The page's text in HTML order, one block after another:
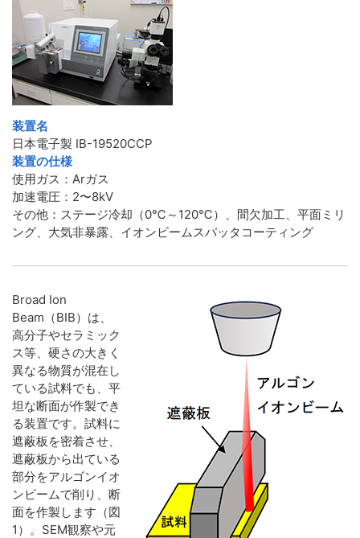
装置名
日本電子製 IB-19520CCP
装置の仕様
使用ガス：Arガス
加速電圧：2〜8kV
その他：ステージ冷却（0℃～120℃）、間欠加工、平面ミリ
ング、大気非暴露、イオンビームスパッタコーティング
Broad Ion
Beam（BIB）は、
高分子やセラミック
ス等、硬さの大きく
異なる物質が混在し
ている試料でも、平
坦な断面が作製でき
る装置です。試料に
遮蔽板を密着させ、
遮蔽板から出ている
部分をアルゴンイオ
ンビームで削り、断
面を作製します（図
1）。SEM観察や元